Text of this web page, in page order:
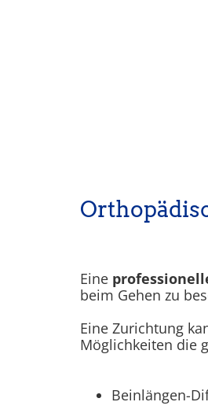
Eine
beim Gehen zu
Eine Zurichtung
Möglichkeiten die
Beinlängen-